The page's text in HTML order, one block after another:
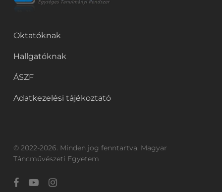
Oktatóknak
Hallgatóknak
ÁSZF
Adatkezelési tájékoztató
© 2022-2026. Minden jog fenntartva. Magyar
Táncművészeti Egyetem
facebookyoutubeinstagram